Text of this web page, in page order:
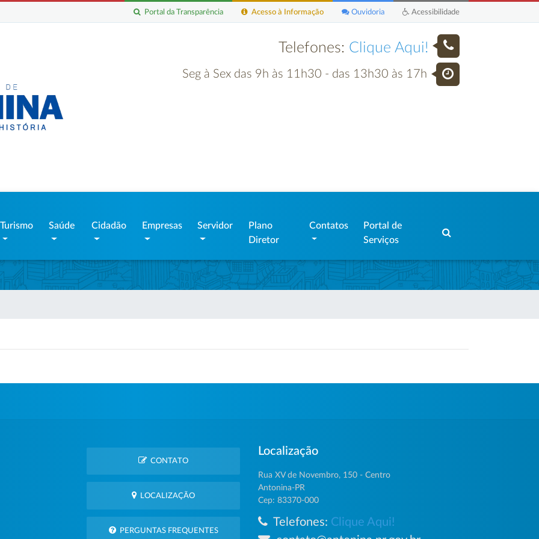
Acessibilidade
Ouvidoria
Acesso à Informação
Portal da Transparência
Telefones: Clique Aqui!
Seg à Sex das 9h às 11h30 - das 13h30 às 17h
Turismo Saúde Cidadão Empresas Servidor
Plano
Diretor
Contatos
Portal de
Serviços
CONTATO
LOCALIZAÇÃO
PERGUNTAS FREQUENTES
Localização
Rua XV de Novembro, 150 - Centro
Antonina-PR
Cep: 83370-000
Telefones: Clique Aqui!